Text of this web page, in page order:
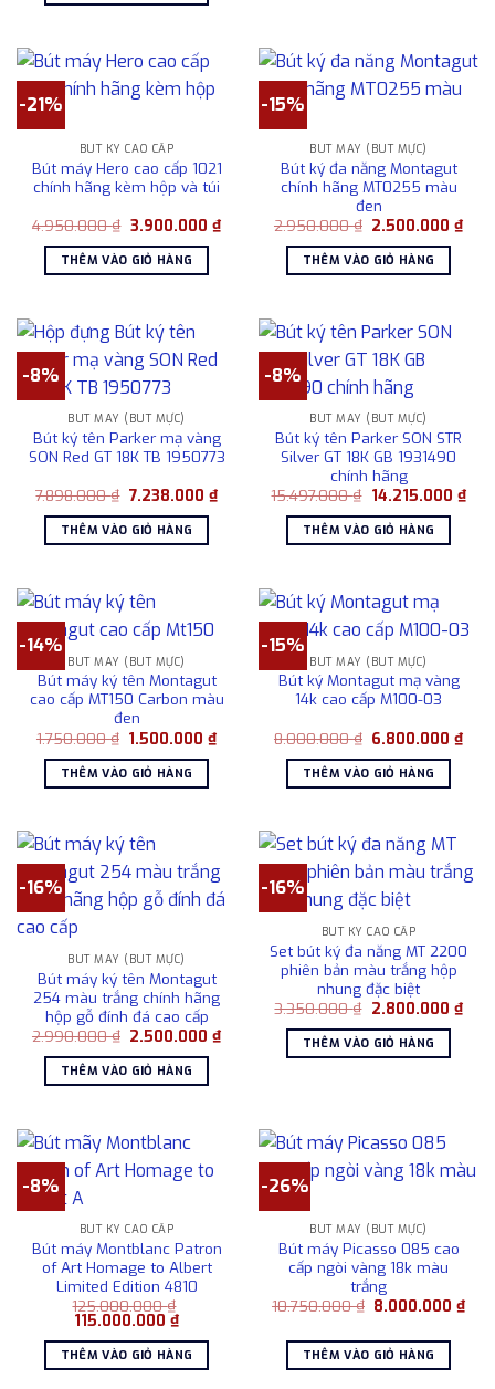
-21%
BÚT KÝ CAO CẤP
Bút máy Hero cao cấp 1021
chính hãng kèm hộp và túi
4.950.000₫ Giá
là:
4.950.000 ₫.
3.900.000 ₫Giá
hiện
3.900.000 ₫.
THÊM VÀO GIỎ HÀNG
-15%
BÚT MÁY (BÚT MỰC)
Bút ký đa năng Montagut
chính hãng MT0255 màu
đen
2.950.000₫ Giá
là:
2.950.000 ₫.
2.500.000₫Giá
hiện
THÊM VÀO GIỎ HÀNG
-8%
BÚT MÁY (BÚT MỰC)
Bút ký tên Parker mạ vàng
SON Red GT 18K TB 1950773
7.898.000₫ Giá
là:
7.898.000 ₫.
7.238.000 ₫Giá
THÊM VÀO GIỎ HÀNG
-8%
BÚT MÁY (BÚT MỰC)
Bút ký tên Parker SON STR
Silver GT 18K GB 1931490
chính hãng
15.497.000₫ Giá
là:
15.497.000 ₫.
14.215.000 ₫Giá
THÊM VÀO GIỎ HÀNG
-14%
BÚT MÁY (BÚT MỰC)
Bút máy ký tên Montagut
cao cấp MT150 Carbon màu
đen
1.750.000₫ Giá
là:
1.750.000 ₫.
1.500.000₫Giá
hiện
1.500.000 ₫.
THÊM VÀO GIỎ HÀNG
-15%
BÚT MÁY (BÚT MỰC)
Bút ký Montagut mạ vàng
14k cao cấp M100-03
8.000.000₫ Giá
là:
8.000.000 ₫.
6.800.000₫Giá
hiện
THÊM VÀO GIỎ HÀNG
-16%
BÚT MÁY (BÚT MỰC)
Bút máy ký tên Montagut
254 màu trắng chính hãng
hộp gỗ đính đá cao cấp
2.990.000₫ Giá
là:
2.990.000 ₫.
2.500.000₫Giá
hiện
THÊM VÀO GIỎ HÀNG
-16%
BÚT KÝ CAO CẤP
Set bút ký đa năng MT 2200
phiên bản màu trắng hộp
nhung đặc biệt
3.350.000₫ Giá
là:
3.350.000 ₫.
2.800.000 ₫Giá
hiện
THÊM VÀO GIỎ HÀNG
-8%
BÚT KÝ CAO CẤP
Bút máy Montblanc Patron
of Art Homage to Albert
Limited Edition 4810
125.000.000₫
Giá
là:
125.000.000 ₫.
115.000.000 ₫Giá
hiện
tại
là:
115.000.000 ₫.
THÊM VÀO GIỎ HÀNG
-26%
BÚT MÁY (BÚT MỰC)
Bút máy Picasso 085 cao
cấp ngòi vàng 18k màu
trắng
10.750.000₫ Giá
10.750.000 ₫.
8.000.000₫Giá
hiện
THÊM VÀO GIỎ HÀNG